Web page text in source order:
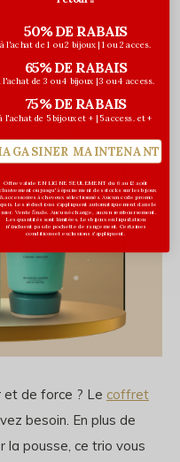
et de force ? Le coffret
besoin. En plus de
la pousse, ce trio vous
50% DE RABAIS
à l'achat de 1 ou 2 bijoux | 1 ou 2 acces.
65% DE RABAIS
l'achat de 3 ou 4 bijoux | 3 ou 4 access.
75% DE RABAIS
l'achat de 5 bijoux et + | 5 access. et +
MAINTENANT
Offre valide EN LIGNE SEULEMENT du 6 au 12 août
ou jusqu'à épuisement des stocks sur les bijoux
& accessoires à cheveux sélectionnés. Aucun code promo
Les réductions s’appliquent automatiquement dans le
Vente finale. Aucun échange, aucun remboursement.
Les quantités sont limitées. Les bijoux en liquidation
n'incluent pas de pochette de rangement. Certaines
conditions et exclusions s'appliquent.